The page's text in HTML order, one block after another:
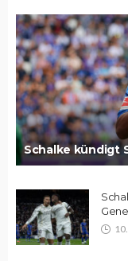
Schalke kündigt